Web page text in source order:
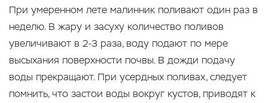
При умеренном лете малинник поливают один раз в
неделю. В жару и засуху количество поливов
увеличивают в 2-3 раза, воду подают по мере
высыхания поверхности почвы. В дожди подачу
воды прекращают. При усердных поливах, следует
помнить, что застои воды вокруг кустов, приводят к